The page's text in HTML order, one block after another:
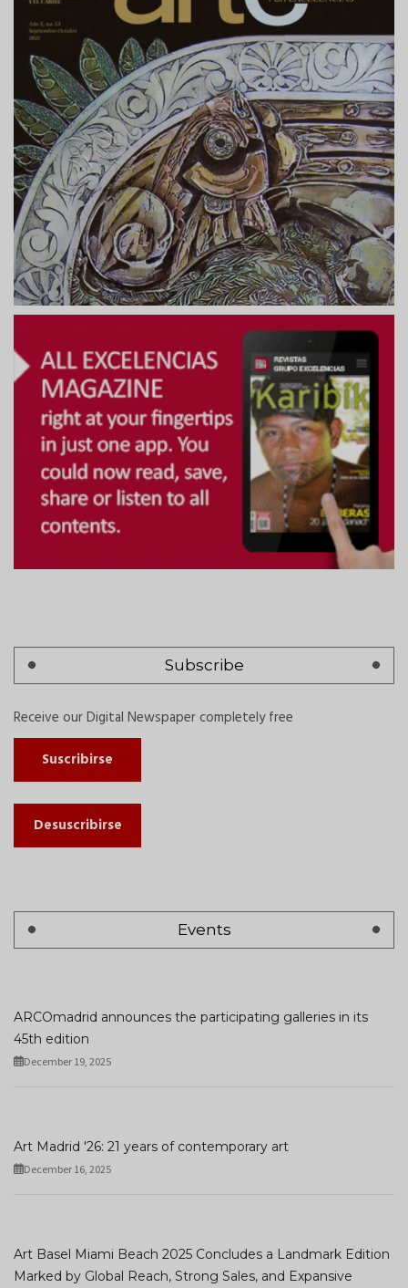
Subscribe
Receive our Digital Newspaper completely free
Suscribirse
Desuscribirse
Events
ARCOmadrid announces the participating galleries in its
45th edition
December 19, 2025
Art Madrid '26: 21 years of contemporary art
December 16, 2025
Art Basel Miami Beach 2025 Concludes a Landmark Edition
Marked by Global Reach, Strong Sales, and Expansive